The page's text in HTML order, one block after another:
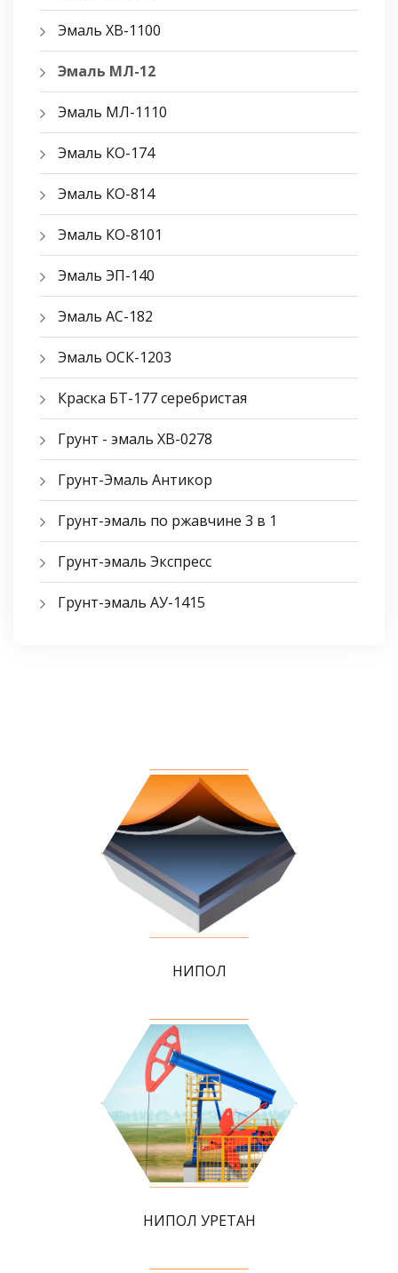
Эмаль ХВ-1100
Эмаль МЛ-12
Эмаль МЛ-1110
Эмаль КО-174
Эмаль КО-814
Эмаль КО-8101
Эмаль ЭП-140
Эмаль АС-182
Эмаль ОСК-1203
Краска БТ-177 серебристая
Грунт - эмаль ХВ-0278
Грунт-Эмаль Антикор
Грунт-эмаль по ржавчине 3 в 1
Грунт-эмаль Экспресс
Грунт-эмаль АУ-1415
НИПОЛ
НИПОЛ УРЕТАН